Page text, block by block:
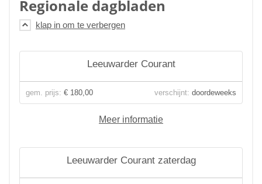
Regionale dagbladen
Leeuwarder Courant
gem. prijs: € 180,00 verschijnt: doordeweeks
Meer informatie
Leeuwarder Courant zaterdag